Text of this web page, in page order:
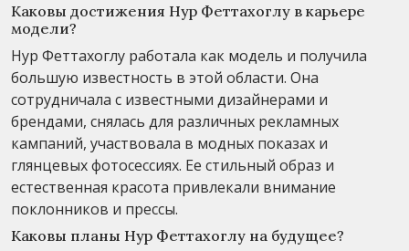
Каковы достижения Нур Феттахоглу в карьере
модели?
Нур Феттахоглу работала как модель и получила
большую известность в этой области. Она
сотрудничала с известными дизайнерами и
брендами, снялась для различных рекламных
кампаний, участвовала в модных показах и
глянцевых фотосессиях. Ее стильный образ и
естественная красота привлекали внимание
поклонников и прессы.
Каковы планы Нур Феттахоглу на будущее?